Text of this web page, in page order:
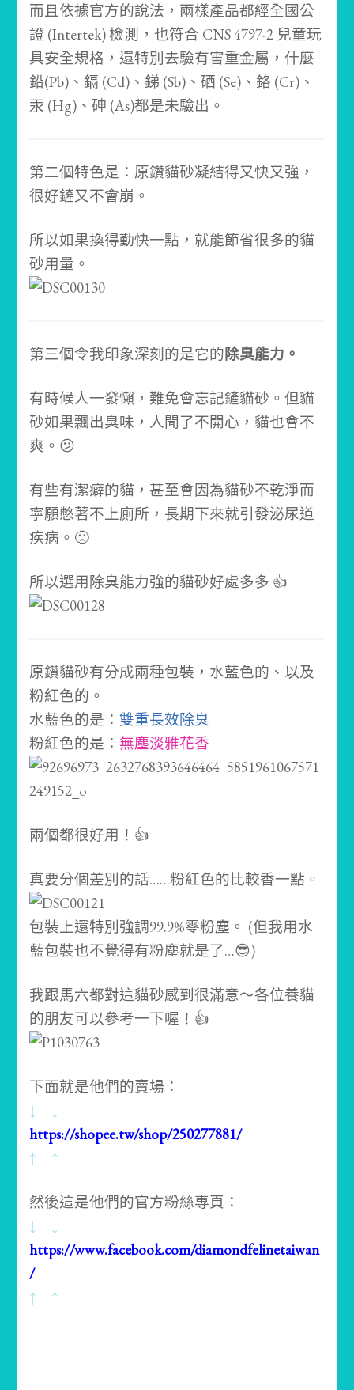
而且依據官方的說法，兩樣產品都經全國公
證 (Intertek) 檢測，也符合 CNS 4797-2 兒童玩
具安全規格，還特別去驗有害重金屬，什麼
鉛(Pb)、鎘 (Cd)、銻 (Sb)、硒 (Se)、鉻 (Cr)、
汞 (Hg)、砷 (As)都是未驗出。
第二個特色是：原鑽貓砂凝結得又快又強，
很好鏟又不會崩。
所以如果換得勤快一點，就能節省很多的貓
砂用量。
第三個令我印象深刻的是它的除臭能力。
有時候人一發懶，難免會忘記鏟貓砂。但貓
砂如果飄出臭味，人聞了不開心，貓也會不
爽。😕
有些有潔癖的貓，甚至會因為貓砂不乾淨而
寧願憋著不上廁所， 長期下來就引發泌尿道
疾病。🙁
所以選用除臭能力強的貓砂好處多多 👍
原鑽貓砂有分成兩種包裝，水藍色的、以及
粉紅色的。
水藍色的是：雙重長效除臭
粉紅色的是： 無塵淡雅花香
兩個都很好用！👍
真要分個差別的話……粉紅色的比較香一點。
包裝上還特別強調99.9%零粉塵。 (但我用水
藍包裝也不覺得有粉塵就是了…😎)
我跟馬六都對這貓砂感到很滿意～各位養貓
的朋友可以參考一下喔！👍
下面就是他們的賣場：
↓ ↓
https://shopee.tw/shop/250277881/
↑ ↑
然後這是他們的官方粉絲專頁：
↓ ↓
https://www.facebook.com/diamondfelinetaiwan
/
↑ ↑